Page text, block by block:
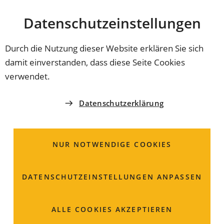
Datenschutz­einstellungen
Durch die Nutzung dieser Website erklären Sie sich
damit einverstanden, dass diese Seite Cookies
verwendet.
Datenschutzerklärung
NUR NOTWENDIGE COOKIES
DATENSCHUTZ­EINSTELLUNGEN ANPASSEN
ALLE COOKIES AKZEPTIEREN
INHALT ANSPRINGEN
Coburg
Denkmalschutzbehörde
09561 89-61634